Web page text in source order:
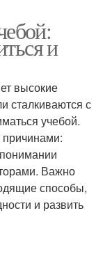
и
высокие
сталкиваются с
учебой.
Важно
способы,
и развить